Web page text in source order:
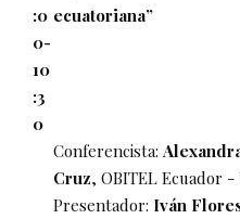
:0
0-
10
:3
0
ecuatoriana”
Conferencista:
Cruz, OBITEL Ecuador -
Presentador: Iván